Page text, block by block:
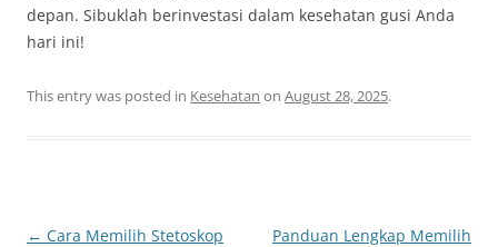
depan. Sibuklah berinvestasi dalam kesehatan gusi Anda
hari ini!
This entry was posted in Kesehatan on August 28, 2025.
Post
← Cara Memilih Stetoskop
Panduan Lengkap Memilih